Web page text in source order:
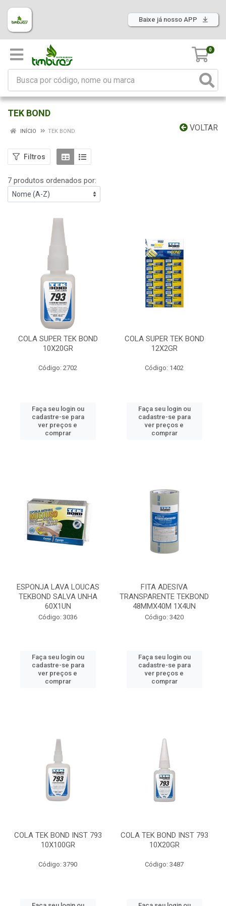
Baixe já nosso APP
0
TEK BOND
VOLTAR
INÍCIO TEK BOND
Filtros
7 produtos ordenados por:
COLA SUPER TEK BOND
10X20GR
Código: 2702
Faça seu login ou
cadastre-se para
ver preços e
comprar
COLA SUPER TEK BOND
12X2GR
Código: 1402
Faça seu login ou
cadastre-se para
ver preços e
comprar
ESPONJA LAVA LOUCAS
TEKBOND SALVA UNHA
60X1UN
Código: 3036
Faça seu login ou
cadastre-se para
ver preços e
comprar
FITA ADESIVA
TRANSPARENTE TEKBOND
48MMX40M 1X4UN
Código: 3420
Faça seu login ou
cadastre-se para
ver preços e
comprar
COLA TEK BOND INST 793
10X100GR
Código: 3790
COLA TEK BOND INST 793
10X20GR
Código: 3487